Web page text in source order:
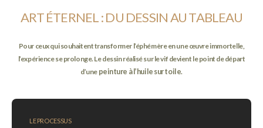
ART ÉTERNEL : DU DESSIN AU TABLEAU
Pour ceux qui souhaitent transformer l’éphémère en une œuvre immortelle,
l’expérience se prolonge. Le dessin réalisé sur le vif devient le point de départ
d’une peinture à l’huile sur toile.
LE PROCESSUS